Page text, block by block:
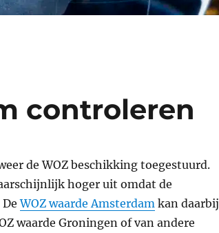
controleren
de WOZ beschikking toegestuurd.
hoger uit omdat de
DeWOZ waarde Amsterdamkan daarbij
waarde Groningen of van andere